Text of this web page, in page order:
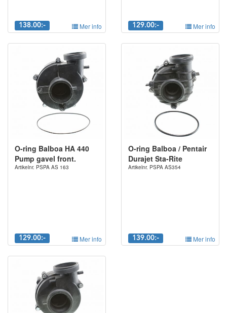
138.00:- Mer info 129.00:- Mer info
O-ring Balboa HA 440
Pump gavel front.
Artikelnr. PSPA AS 163
129.00:- Mer info
O-ring Balboa / Pentair
Durajet Sta-Rite
Artikelnr. PSPA AS354
139.00:- Mer info